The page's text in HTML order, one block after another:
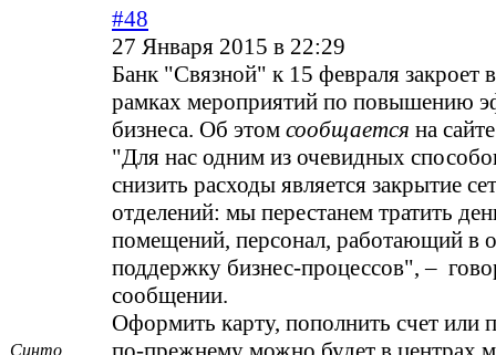
Синто
#48
27 Января 2015 в 22:29
Банк "Связной" к 15 февраля закроет
рамках мероприятий по повышению
бизнеса. Об этом сообщается на
"Для нас одним из очевидных
снизить расходы является закрытие
отделений: мы перестанем тратить
помещений, персонал, работающий в
поддержку бизнес-процессов", –
сообщении.
Оформить карту, пополнить счет или